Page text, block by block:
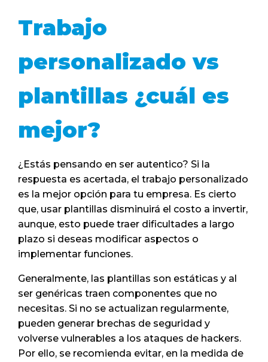
Trabajo
personalizado vs
plantillas ¿cuál es
mejor?
¿Estás pensando en ser autentico? Si la
respuesta es acertada, el trabajo personalizado
es la mejor opción para tu empresa. Es cierto
que, usar plantillas disminuirá el costo a invertir,
aunque, esto puede traer dificultades a largo
plazo si deseas modificar aspectos o
implementar funciones.
Generalmente, las plantillas son estáticas y al
ser genéricas traen componentes que no
necesitas. Si no se actualizan regularmente,
pueden generar brechas de seguridad y
volverse vulnerables a los ataques de hackers.
Por ello, se recomienda evitar, en la medida de